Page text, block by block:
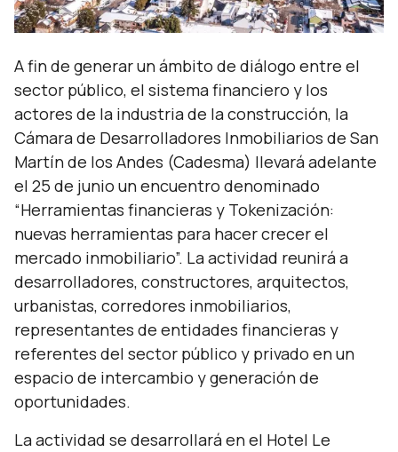
A fin de generar un ámbito de diálogo entre el
sector público, el sistema financiero y los
actores de la industria de la construcción, la
Cámara de Desarrolladores Inmobiliarios de San
Martín de los Andes (Cadesma) llevará adelante
el 25 de junio un encuentro denominado
“Herramientas financieras y Tokenización:
nuevas herramientas para hacer crecer el
mercado inmobiliario”. La actividad reunirá a
desarrolladores, constructores, arquitectos,
urbanistas, corredores inmobiliarios,
representantes de entidades financieras y
referentes del sector público y privado en un
espacio de intercambio y generación de
oportunidades.
La actividad se desarrollará en el Hotel Le